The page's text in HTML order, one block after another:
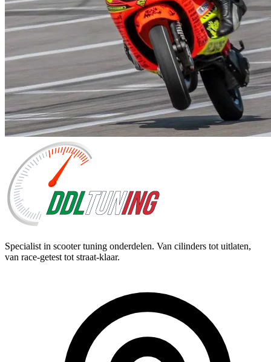
Specialist in scooter tuning onderdelen. Van cilinders tot uitlaten,
van race-getest tot straat-klaar.